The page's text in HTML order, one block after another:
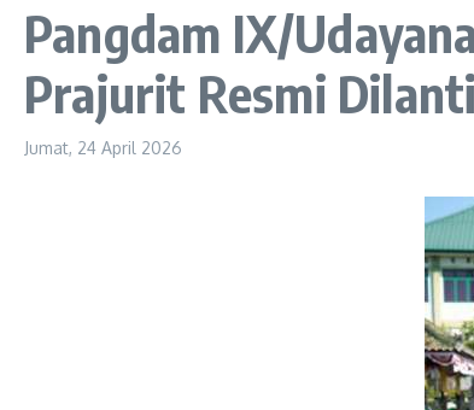
Pangdam IX/
Prajurit Resmi
Jumat, 24 April 2026